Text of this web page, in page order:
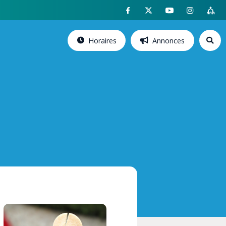
Horaires Annonces